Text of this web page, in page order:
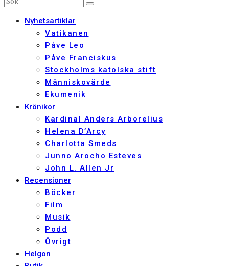
Nyhetsartiklar
Vatikanen
Påve Leo
Påve Franciskus
Stockholms katolska stift
Människovärde
Ekumenik
Krönikor
Kardinal Anders Arborelius
Helena D’Arcy
Charlotta Smeds
Junno Arocho Esteves
John L. Allen Jr
Recensioner
Böcker
Film
Musik
Podd
Övrigt
Helgon